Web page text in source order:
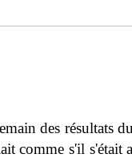
des résultats
comme s'il s'était